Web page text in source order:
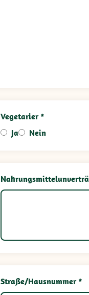
Vegetarier *
Ja
Nein
Straße/Hausnummer *